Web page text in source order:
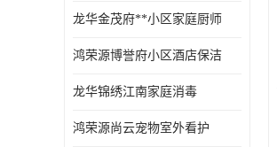
龙华金茂府**小区家庭厨师
鸿荣源博誉府小区酒店保洁
龙华锦绣江南家庭消毒
鸿荣源尚云宠物室外看护